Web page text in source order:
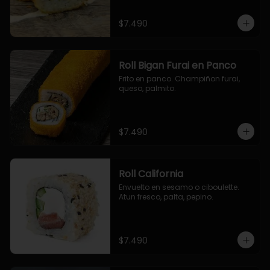
$7.490
Roll Bigan Furai en Panco
Frito en panco. Champiñon furai,
queso, palmito.
$7.490
Roll California
Envuelto en sesamo o ciboulette.
Atun fresco, palta, pepino.
$7.490